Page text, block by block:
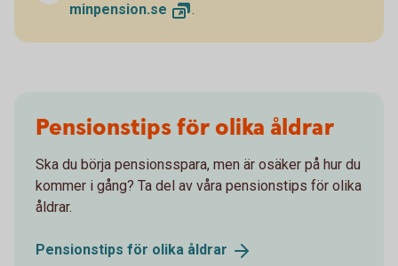
minpension.se .
Pensionstips för olika åldrar
Ska du börja pensionsspara, men är osäker på hur du
kommer i gång? Ta del av våra pensionstips för olika
åldrar.
Pensionstips för olika åldrar